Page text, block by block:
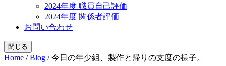
2024年度 職員自己評価
2024年度 関係者評価
お問い合わせ
閉じる
Home /Blog /今日の年少組、製作と帰りの支度の様子。